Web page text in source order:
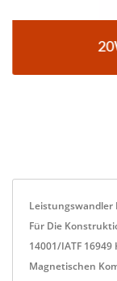
Leistungswandler
Für Die
14001/IATF
Magnetischen